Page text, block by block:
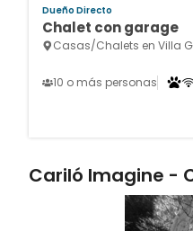
Dueño Directo
Chalet con garage
Casas/Chalets en Villa
10 o más personas
Cariló Imagine -